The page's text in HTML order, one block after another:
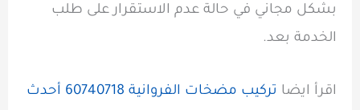
بشكل مجاني في حالة عدم الاستقرار على طلب
الخدمة بعد.
اقرأ ايضا
تركيب مضخات الفروانية 60740718 أحدث